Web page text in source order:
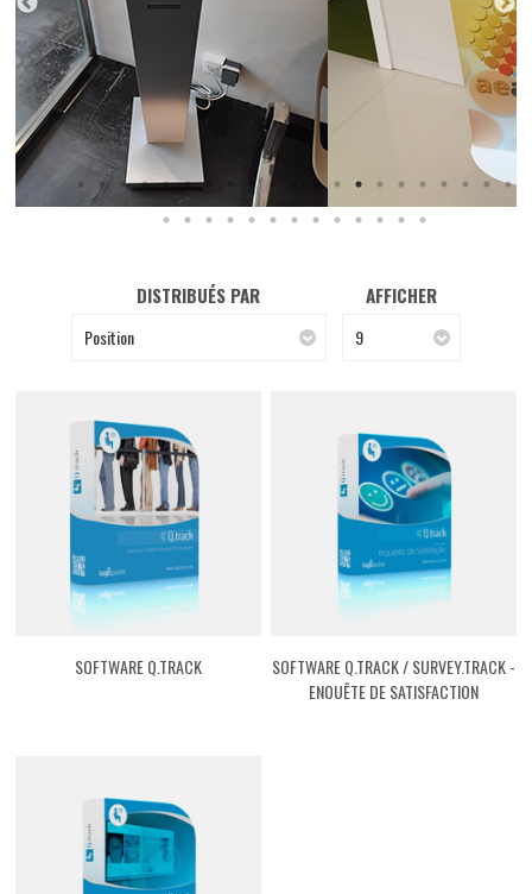
DISTRIBUÉS PAR
Position
AFFICHER
9
SOFTWARE Q.TRACK
SOFTWARE Q.TRACK / SURVEY.TRACK -
ENQUÊTE DE SATISFACTION